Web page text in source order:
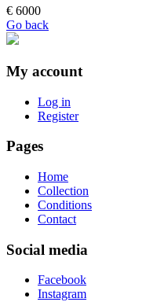
€ 6000
Go back
My account
Log in
Register
Pages
Home
Collection
Conditions
Contact
Social media
Facebook
Instagram